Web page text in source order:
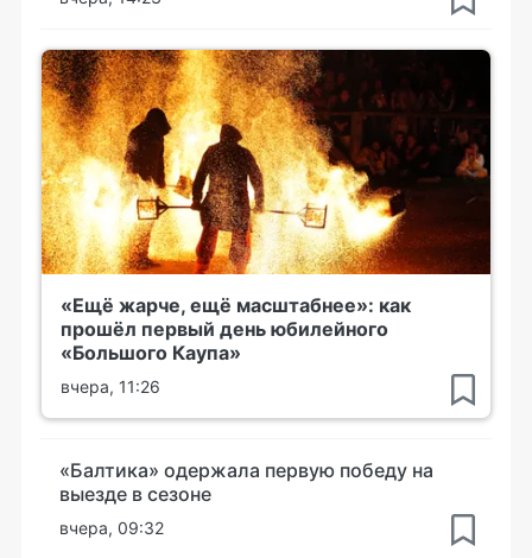
«Ещё жарче, ещё масштабнее»: как
прошёл первый день юбилейного
«Большого Каупа»
вчера, 11:26
«Балтика» одержала первую победу на
выезде в сезоне
вчера, 09:32